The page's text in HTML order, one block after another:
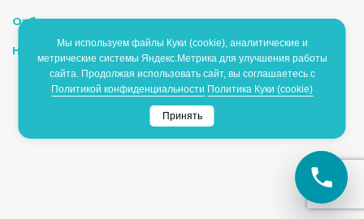
Отбеливание
Наркоз/Седация
ИМЕЮТСЯ ПРОТИВОПОКАЗАНИЯ, НЕОБХОДИМО
ПРОКОНСУЛЬТИРОВАТЬСЯ СО СПЕЦИАЛИСТОМ
Мы используем файлы Куки (cookie), аналитические и
метрические системы Яндекс.Метрика для улучшения работы
сайта. Продолжая использовать сайт, вы соглашаетесь с
Политикой конфиденциальности Политика Куки (cookie)
Принять